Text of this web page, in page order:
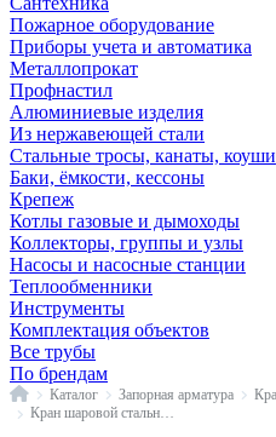
Пожарное оборудование
Приборы учета и автоматика
Металлопрокат
Профнастил
Алюминиевые изделия
Из нержавеющей стали
Стальные тросы, канаты, коуши
Баки, ёмкости, кессоны
Крепеж
Котлы газовые и дымоходы
Коллекторы, группы и узлы
Насосы и насосные станции
Теплообменники
Инструменты
Комплектация объектов
Все трубы
По брендам
ГлавнаяКаталог Запорная арматура
Кран шаровой стальной JIP Standard FF фл Danfoss